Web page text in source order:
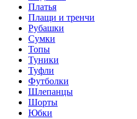
Платья
Плащи и тренчи
Рубашки
Сумки
Топы
Туники
Туфли
Футболки
Шлепанцы
Шорты
Юбки